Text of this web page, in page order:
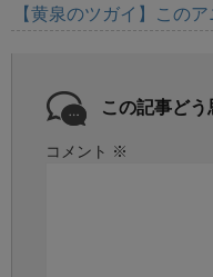
【黄泉のツガイ】この
この記事どう
コメント ※